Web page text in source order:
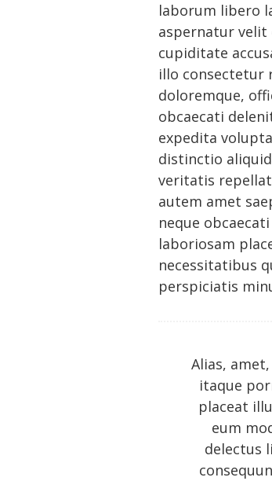
laborum libero
aspernatur velit
cupiditate
illo consectetur
doloremque,
obcaecati
expedita
distinctio
veritatis
autem amet
neque
laboriosam
necessitatibus
perspiciatis
Alias,
itaque
placeat
eum
delectus